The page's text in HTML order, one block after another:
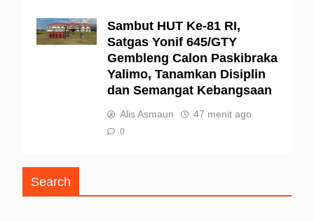
Sambut HUT Ke-81 RI,
Satgas Yonif 645/GTY
Gembleng Calon Paskibraka
Yalimo, Tanamkan Disiplin
dan Semangat Kebangsaan
Alis Asmaun 47 menit ago
0
Search